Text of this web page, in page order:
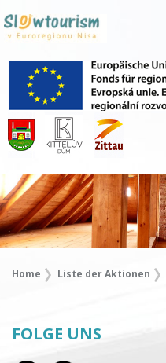
Home Liste der Aktionen
FOLGE UNS